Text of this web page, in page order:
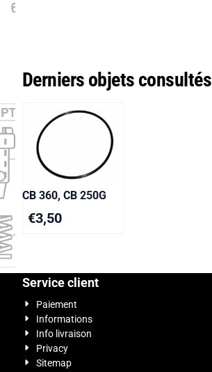
Derniers objets consultés
CB 360, CB 250G
€3,50
Service client
Paiement
Informations
Info livraison
Privacy
Sitemap